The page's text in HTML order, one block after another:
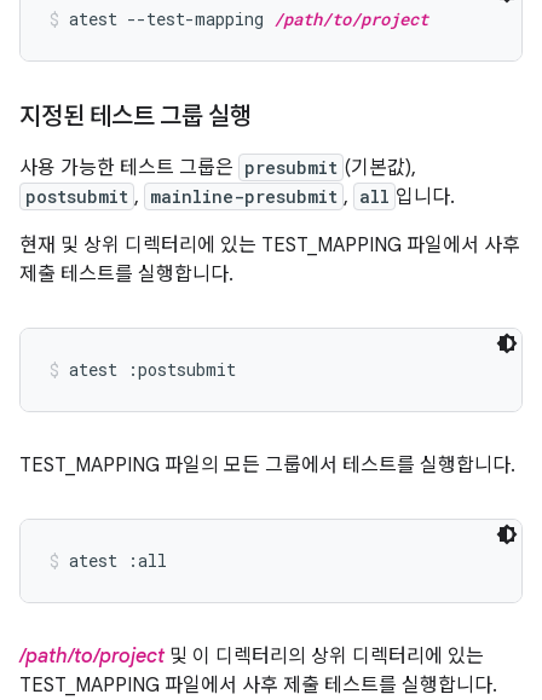
atest --test-mapping /path/to/project
지정된 테스트 그룹 실행
사용 가능한 테스트 그룹은 presubmit (기본값),
postsubmit , mainline-presubmit , all 입니다.
현재 및 상위 디렉터리에 있는 TEST_MAPPING 파일에서 사후
제출 테스트를 실행합니다.
atest :postsubmit
TEST_MAPPING 파일의 모든 그룹에서 테스트를 실행합니다.
atest :all
/path/to/project및 이 디렉터리의 상위 디렉터리에 있는
TEST_MAPPING 파일에서 사후 제출 테스트를 실행합니다.